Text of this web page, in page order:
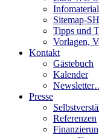
Sitemap-
Tipps und
Vorlagen,
Kontakt
Gästebuch
Kalender
Presse
Referenzen